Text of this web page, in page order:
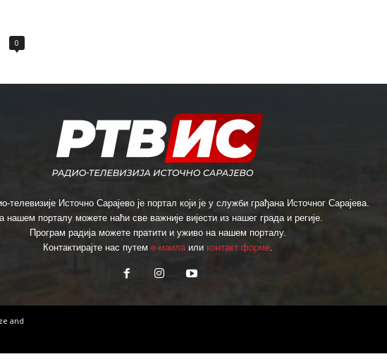
0
телевизије Источно Сарајево је портал који је у служби грађана Источног Сарајева.
нашем порталу можете наћи све важније вијести из нашег града и регије.
Програм радија можете пратити и уживо на нашем порталу.
Контактирајте нас путем е-маилаили контакт форме.
and